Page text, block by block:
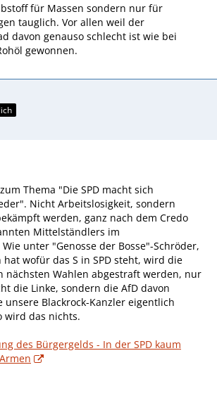
für Massen sondern nur für
tauglich. Vor allen weil der
davon genauso schlecht ist wie bei
gewonnen.
Thema "Die SPD macht sich
Nicht Arbeitslosigkeit, sondern
werden, ganz nach dem Credo
Mittelständlers im
unter "Genosse der Bosse"-Schröder,
hat wofür das S in SPD steht, wird die
nächsten Wahlen abgestraft werden, nur
die Linke, sondern die AfD davon
Blackrock-Kanzler eigentlich
wird das nichts.
des Bürgergelds - In der SPD kaum